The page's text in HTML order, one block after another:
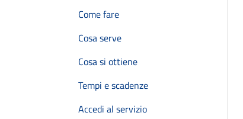
Come fare
Cosa serve
Cosa si ottiene
Tempi e scadenze
Accedi al servizio